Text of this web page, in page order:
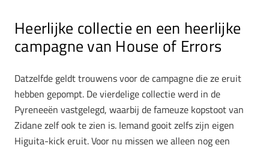
Heerlijke collectie en een heerlijke
campagne van House of Errors
Datzelfde geldt trouwens voor de campagne die ze eruit
hebben gepompt. De vierdelige collectie werd in de
Pyreneeën vastgelegd, waarbij de fameuze kopstoot van
Zidane zelf ook te zien is. Iemand gooit zelfs zijn eigen
Higuita-kick eruit. Voor nu missen we alleen nog een